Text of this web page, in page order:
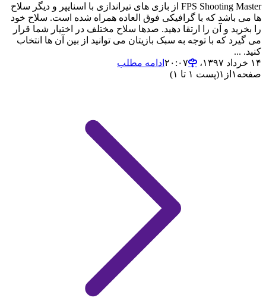
FPS Shooting Master از بازی های تیراندازی با اسنایپر و دیگر سلاح
ها می باشد که با گرافیکی فوق العاده همراه شده است. سلاح خود
را بخرید و آن را ارتقا دهید. صدها سلاح مختلف در اختیار شما قرار
می گیرد که با توجه به سبک بازیتان می توانید از بین آن ها انتخاب
کنید. ...
۱۴ خرداد ۱۳۹۷،‏ ۲۰:۰۷
ادامه مطلب
صفحه ۱ از ۱(پست ۱ تا ۱)